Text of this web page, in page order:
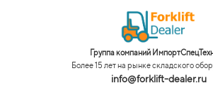
Группа компаний
Более 15 лет на рынке складского
info@forklift-dealer.ru